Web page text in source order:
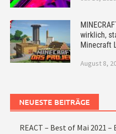
wirklich,
Minecraft
August 8,
NEUESTE BEITRÄGE
REACT – Best of Mai 2021